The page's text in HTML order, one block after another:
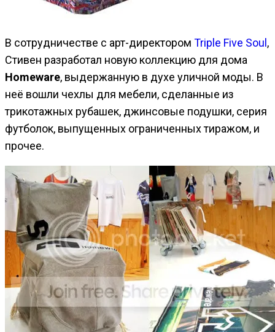
В сотрудничестве с арт-директором Triple Five Soul,
Стивен разработал новую коллекцию для дома
Homeware, выдержанную в духе уличной моды. В
неё вошли чехлы для мебели, сделанные из
трикотажных рубашек, джинсовые подушки, серия
футболок, выпущенных ограниченных тиражом, и
прочее.